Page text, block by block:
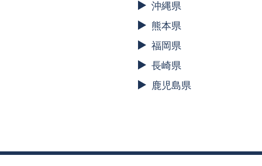
沖縄県
熊本県
福岡県
長崎県
鹿児島県